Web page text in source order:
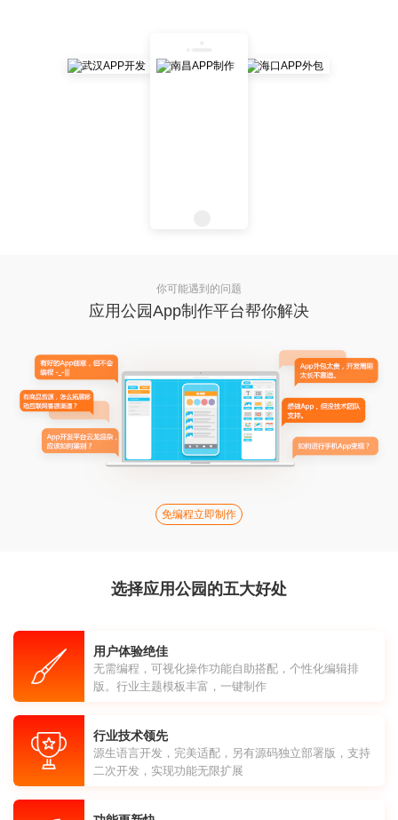
你可能遇到的问题
应用公园App制作平台帮你解决
免编程立即制作
选择应用公园的五大好处
用户体验绝佳
无需编程，可视化操作功能自助搭配，个性化编辑排
版。行业主题模板丰富，一键制作
行业技术领先
源生语言开发，完美适配，另有源码独立部署版，支持
二次开发，实现功能无限扩展